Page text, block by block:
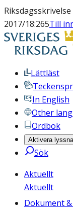
2017/18:265Till
Lättläst
In English
Other
Ordbok
Aktivera lyssna
Sök
Aktuellt
Aktuellt
Dokument